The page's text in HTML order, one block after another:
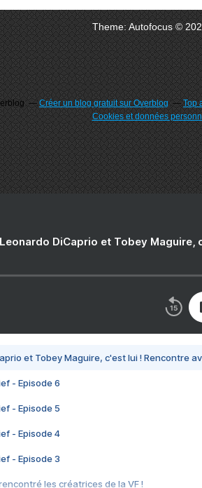
Theme: Autofocus ©
Créer un blog gratuit sur Overblog Top
Cookies et données
DiCaprio et Tobey
et Tobey Maguire, c'est lui ! Rencontre
- Episode 6
- Episode 5
- Episode 4
- Episode 3
les créatrices de la VF !